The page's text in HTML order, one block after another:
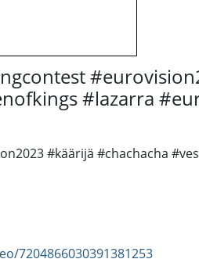
#lazarra
#käärijä #chachacha
7204866030391381253